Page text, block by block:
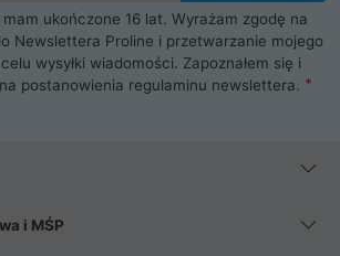
karty graficzne, płyty główne, pamięci,
HDD. Nasi pracownicy pomogą Ci wybrać
komputerowy oraz obudowę do komputera.
mamy również najlepsze na rynku
jak Xiaomi, Apple, Samsung i
mając już to wszystko, możesz
ukończone 16 lat. Wyrażam zgodę na
Newslettera Proline i przetwarzanie mojego
wysyłki wiadomości. Zapoznałem się i
postanowienia regulaminu newslettera.
i MŚP